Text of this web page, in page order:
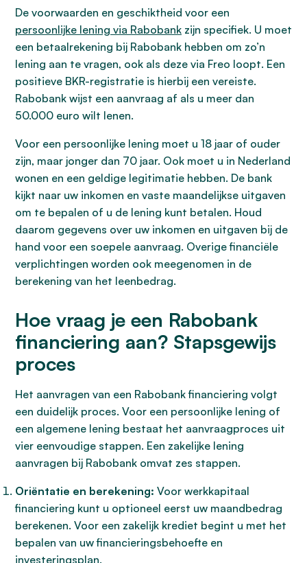
De voorwaarden en geschiktheid voor een
persoonlijke lening via Rabobank zijn specifiek. U moet
een betaalrekening bij Rabobank hebben om zo’n
lening aan te vragen, ook als deze via Freo loopt. Een
positieve BKR-registratie is hierbij een vereiste.
Rabobank wijst een aanvraag af als u meer dan
50.000 euro wilt lenen.
Voor een persoonlijke lening moet u 18 jaar of ouder
zijn, maar jonger dan 70 jaar. Ook moet u in Nederland
wonen en een geldige legitimatie hebben. De bank
kijkt naar uw inkomen en vaste maandelijkse uitgaven
om te bepalen of u de lening kunt betalen. Houd
daarom gegevens over uw inkomen en uitgaven bij de
hand voor een soepele aanvraag. Overige financiële
verplichtingen worden ook meegenomen in de
berekening van het leenbedrag.
Hoe vraag je een Rabobank
financiering aan? Stapsgewijs
proces
Het aanvragen van een Rabobank financiering volgt
een duidelijk proces. Voor een persoonlijke lening of
een algemene lening bestaat het aanvraagproces uit
vier eenvoudige stappen. Een zakelijke lening
aanvragen bij Rabobank omvat zes stappen.
Oriëntatie en berekening: Voor werkkapitaal
financiering kunt u optioneel eerst uw maandbedrag
berekenen. Voor een zakelijk krediet begint u met het
bepalen van uw financieringsbehoefte en
investeringsplan.